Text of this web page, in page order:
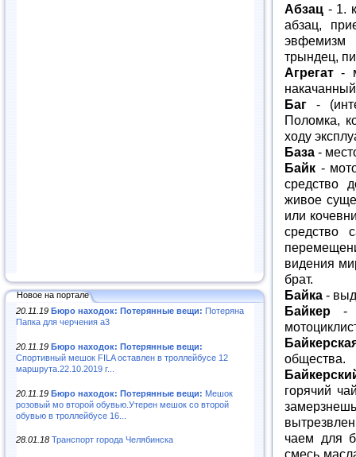
Новое на портале
20.11.19 Бюро находок: Потерянные вещи: Потеряна
Папка для черчения а3
20.11.19 Бюро находок: Потерянные вещи:
Спортивный мешок FILA оставлен в троллейбусе 12
маршрута.22.10.2019 г...
20.11.19 Бюро находок: Потерянные вещи: Мешок
розовый мо второй обувью.Утерен мешок со второй
обувью в троллейбусе 16...
28.01.18 Транспорт города Челябинска
Абзац - 1.
абзац,
эвфемизм
трындец,
Агрегат -
накачанный
Баг -
Поломка,
ходу
База -
Байк -
средство
живое
или
средство
видения
брат.
Байка -
Байкер -
общества.
горячий
чаем для
смесь